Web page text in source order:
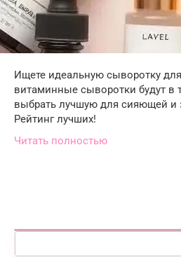
Ищете идеальную сыворотку
витаминные сыворотки будут в
выбрать лучшую для сияющей и
Рейтинг лучших!
Читать полностью
Поиск: